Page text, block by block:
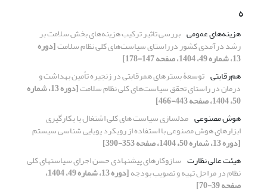
ه
هزینه‌های عمومی بررسی تاثیر ترکیب هزینه‌های بخش سلامت بر
رشد درآمدی کشور درراستای سیاست‌های کلی نظام سلامت[دوره
13، شماره 49، 1404، صفحه 147-178]
هم‌رقابتی توسعۀ بسترهای همرقابتی در زنجیره تأمین بهداشت و
درمان در راستای تحقق سیاست‌های کلی نظام سلامت [دوره 13، شماره
50، 1404، صفحه 443-466]
هوش مصنوعی مدلسازی سیاست های کلی اشتغال با بکارگیری
ابزارهای هوش مصنوعی با استفاده از رویکرد پویایی شناسی سیستم
[دوره 13، شماره 50، 1404، صفحه 353-390]
هیئت عالی نظارت سازوکارهای پیشنهادی حسن اجرای سیاستهای کلی
نظام در مراحل تهیه و تصویب بودجه [دوره 13، شماره 49، 1404،
صفحه 39-70]